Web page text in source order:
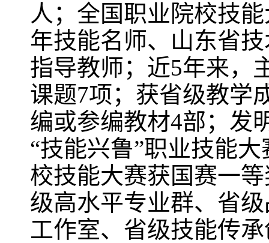
人；全国职业院校技
年技能名师、山东省
指导教师；近5年来，
课题7项；获省级教学
编或参编教材4部；发
“技能兴鲁”职业技能
校技能大赛获国赛一
级高水平专业群、省
工作室、省级技能传